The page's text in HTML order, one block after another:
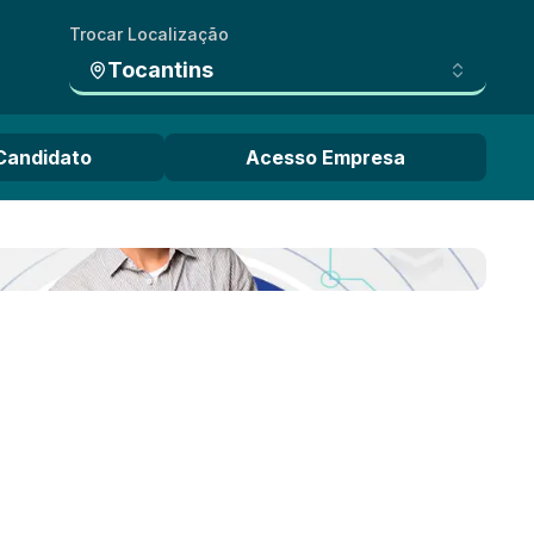
Trocar Localização
Tocantins
Acesso Empresa